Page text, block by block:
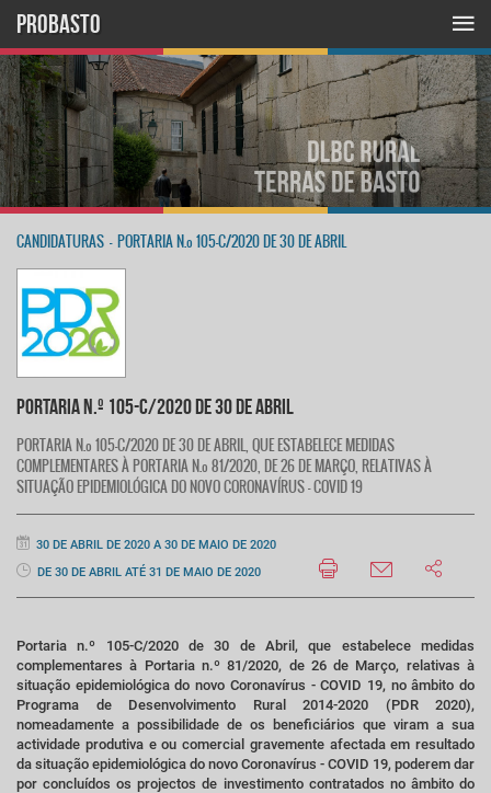
PROBASTO
CANDIDATURAS - PORTARIA N.º 105-C/2020 DE 30 DE ABRIL
PORTARIA N.º 105-C/2020 DE 30 DE ABRIL
PORTARIA N.º 105-C/2020 DE 30 DE ABRIL, QUE ESTABELECE MEDIDAS
COMPLEMENTARES À PORTARIA N.º 81/2020, DE 26 DE MARÇO, RELATIVAS À
SITUAÇÃO EPIDEMIOLÓGICA DO NOVO CORONAVÍRUS - COVID 19
30 DE ABRIL DE 2020 A 30 DE MAIO DE 2020
DE 30 DE ABRIL ATÉ 31 DE MAIO DE 2020
Portaria n.º 105-C/2020 de 30 de Abril, que estabelece medidas
complementares à Portaria n.º 81/2020, de 26 de Março, relativas à
situação epidemiológica do novo Coronavírus - COVID 19, no âmbito do
Programa de Desenvolvimento Rural 2014-2020 (PDR 2020),
nomeadamente a possibilidade de os beneficiários que viram a sua
actividade produtiva e ou comercial gravemente afectada em resultado
da situação epidemiológica do novo Coronavírus - COVID 19, poderem dar
por concluídos os projectos de investimento contratados no âmbito do